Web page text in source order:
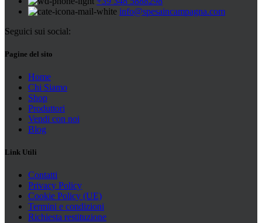
info@spesaincampagna.com
Seguici sui social:
Pagine del sito
Home
Chi Siamo
Shop
Produttori
Vendi con noi
Blog
Link Utili
Contatti
Privacy Policy
Cookie Policy (UE)
Termini e condizioni
Richiesta restituzione